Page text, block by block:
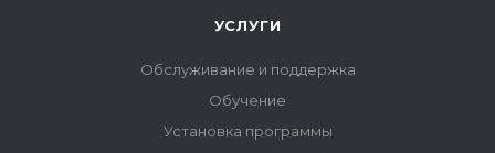
УСЛУГИ
Обслуживание и поддержка
Обучение
Установка программы